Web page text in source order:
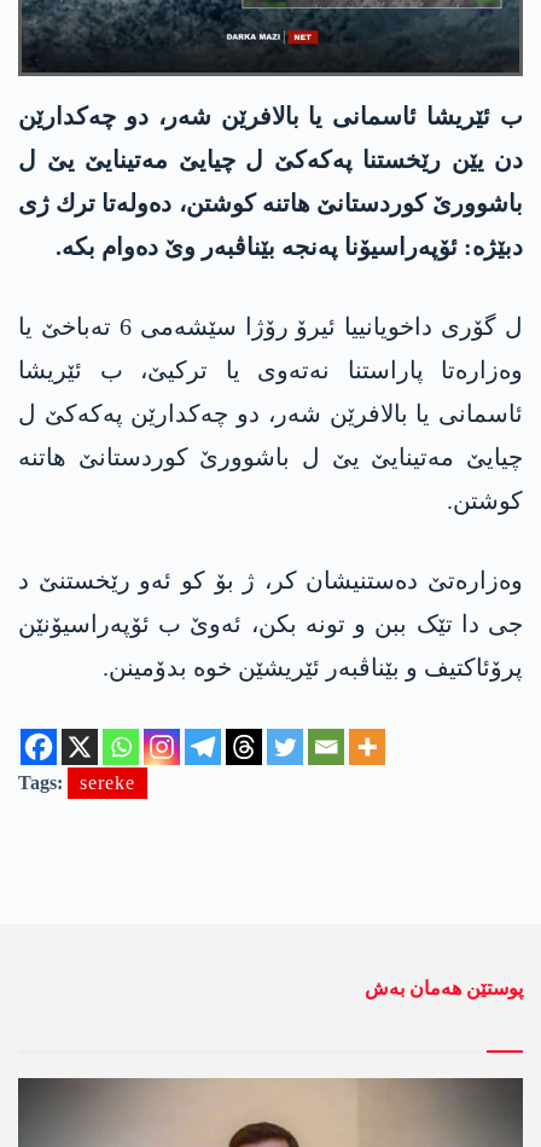
ب ئێریشا ئاسمانی یا بالافرێن شه‌ر، دو چه‌كدارێن
دن یێن رێخستنا په‌كه‌كێ ل چیایێ مه‌تینایێ یێ ل
باشوورێ كوردستانێ هاتنه‌ كوشتن، ده‌وله‌تا ترك ژی
دبێژه‌: ئۆپه‌راسیۆنا په‌نجه‌ بێناڤبەر وێ ده‌وام بكه‌.
ل گۆری داخویانییا ئیرۆ رۆژا سێشه‌می 6 ته‌باخێ یا
وه‌زاره‌تا پاراستنا نه‌ته‌وی یا تركیێ، ب ئێریشا
ئاسمانی یا بالافرێن شه‌ر، دو چه‌كدارێن په‌كه‌كێ ل
چیایێ مه‌تینایێ یێ ل باشوورێ كوردستانێ هاتنه‌
كوشتن.
وه‌زاره‌تێ ده‌ستنیشان كر، ژ بۆ کو ئه‌و رێخستنێ د
جی دا تێک ببن و تونە بکن، ئه‌وێ ب ئۆپەراسیۆنێن
پرۆئاکتیف و بێناڤبەر ئێریشێن خوه‌ بدۆمینن.
Tags: sereke
پوستێن ھەمان بەش